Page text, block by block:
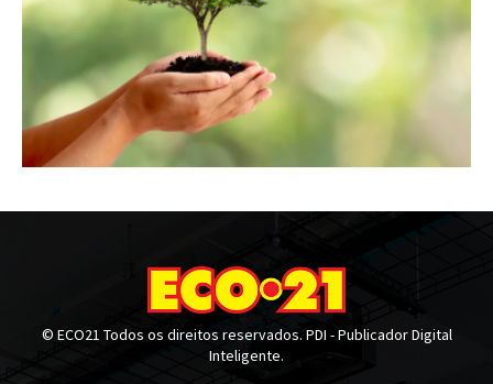
© ECO21 Todos os direitos reservados. PDI - Publicador Digital
Inteligente.